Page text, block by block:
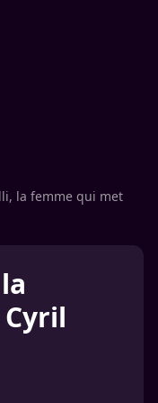
la femme qui met